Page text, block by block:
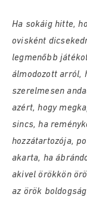
Ha sokáig hitte,
ovisként
legmenőbb
álmodozott arról,
szerelmesen
azért, hogy
sincs, ha
hozzátartozója,
akarta, ha
akivel örökkön
az örök